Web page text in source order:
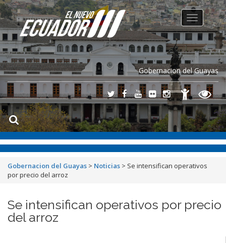
Gobernacion del Guayas
Toggle
navigation
Gobernacion del Guayas > Noticias > Se intensifican operativos
por precio del arroz
Se intensifican operativos por precio
del arroz